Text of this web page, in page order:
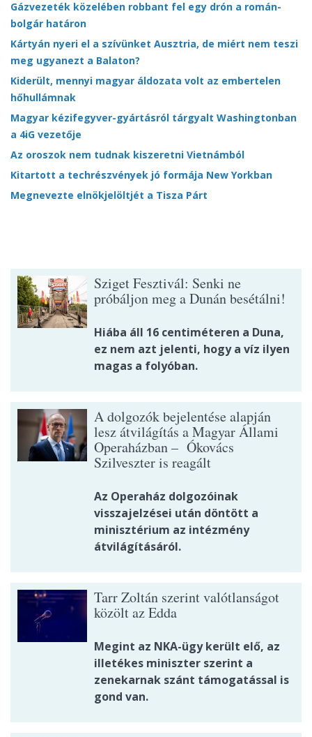
Gázvezeték közelében robbant fel egy drón a román-
bolgár határon
Kártyán nyeri el a szívünket Ausztria, de miért nem teszi
meg ugyanezt a Balaton?
Kiderült, mennyi magyar áldozata volt az embertelen
hőhullámnak
Magyar kézifegyver-gyártásról tárgyalt Washingtonban
a 4iG vezetője
Az oroszok nem tudnak kiszeretni Vietnámból
Kitartott a techrészvények jó formája New Yorkban
Megnevezte elnökjelöltjét a Tisza Párt
Sziget Fesztivál: Senki ne
próbáljon meg a Dunán besétálni!
Hiába áll 16 centiméteren a Duna,
ez nem azt jelenti, hogy a víz ilyen
magas a folyóban.
A dolgozók bejelentése alapján
lesz átvilágítás a Magyar Állami
Operaházban – Ókovács
Szilveszter is reagált
Az Operaház dolgozóinak
visszajelzései után döntött a
minisztérium az intézmény
átvilágításáról.
Tarr Zoltán szerint valótlanságot
közölt az Edda
Megint az NKA-ügy került elő, az
illetékes miniszter szerint a
zenekarnak szánt támogatással is
gond van.